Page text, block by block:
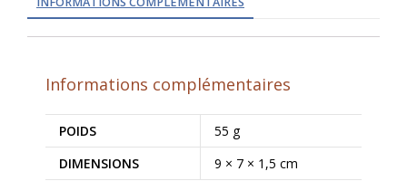
Informations complémentaires
POIDS
55 g
DIMENSIONS
9 × 7 × 1,5 cm